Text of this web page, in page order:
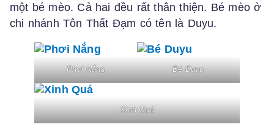
một bé mèo. Cả hai đều rất thân thiện. Bé mèo ở
chi nhánh Tôn Thất Đạm có tên là Duyu.
Phơi Nắng Bé Duyu
Xinh Quá